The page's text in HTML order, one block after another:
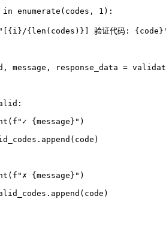
in enumerate (codes, 1 ):
"[ { i }/{len (codes) } ] 验证代码: { code }
message, response_data =
( f "✓ { message } " )
( f "✗ { message } " )